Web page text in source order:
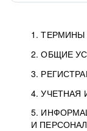
1.
2. ОБЩИЕ
3.
4.
5.
И